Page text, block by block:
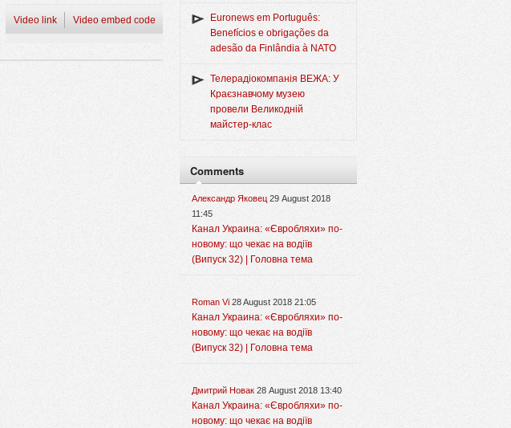
Video link Video embed code
Euronews em Português:
Benefícios e obrigações da
adesão da Finlândia à NATO
Телерадіокомпанія ВЕЖА: У
Краєзнавчому музею
провели Великодній
майстер-клас
Comments
Александр Яковец 29 August 2018
11:45
Канал Украина: «Євробляхи» по-
новому: що чекає на водіїв
(Випуск 32) | Головна тема
Roman Vi 28 August 2018 21:05
Канал Украина: «Євробляхи» по-
новому: що чекає на водіїв
(Випуск 32) | Головна тема
Дмитрий Новак 28 August 2018 13:40
Канал Украина: «Євробляхи» по-
новому: що чекає на водіїв